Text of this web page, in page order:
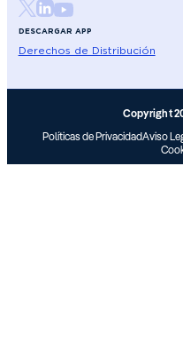
DESCARGAR APP
Derechos de Distribución
Copyright
Políticas de PrivacidadAviso